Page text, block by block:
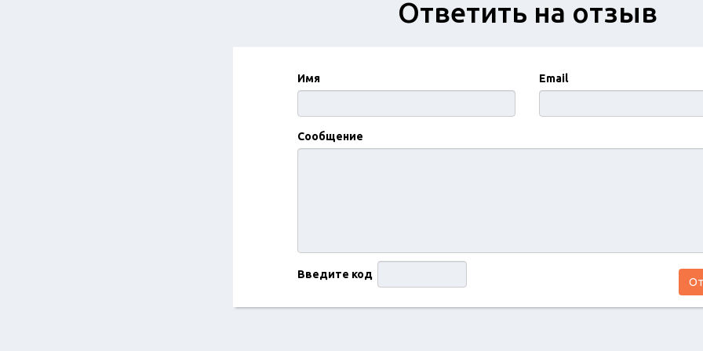
Ответить на отзыв
Имя Email
Сообщение
Введите код